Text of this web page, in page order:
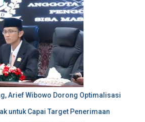
Arief Wibowo Dorong Optimalisasi
untuk Capai Target Penerimaan